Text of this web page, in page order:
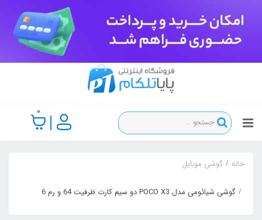
0
خانه گوشی موبایل
گوشی شیائومی مدل POCO X3 دو سیم‌ کارت ظرفیت 64 و رم 6